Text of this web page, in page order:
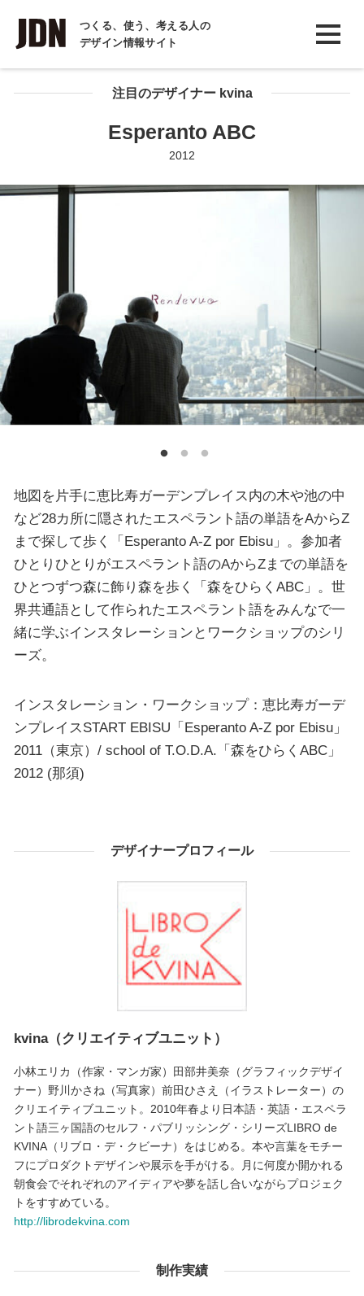
つくる、使う、考える人の
デザイン情報サイト
INTERVIEW
インタビュー
REPORT注目のデザイナー kvina
Esperanto ABC
2012
地図を片手に恵比寿ガーデンプレイス内の木や池の中
など28カ所に隠されたエスペラント語の単語をAからZ
まで探して歩く「Esperanto A-Z por Ebisu」。参加者
ひとりひとりがエスペラント語のAからZまでの単語を
ひとつずつ森に飾り森を歩く「森をひらくABC」。世
界共通語として作られたエスペラント語をみんなで一
緒に学ぶインスタレーションとワークショップのシリ
ーズ。
インスタレーション・ワークショップ：恵比寿ガーデ
ンプレイスSTART EBISU「Esperanto A-Z por Ebisu」
2011（東京）/ school of T.O.D.A.「森をひらくABC」
2012 (那須)
デザイナープロフィール
kvina（クリエイティブユニット）
小林エリカ（作家・マンガ家）田部井美奈（グラフィックデザイ
ナー）野川かさね（写真家）前田ひさえ（イラストレーター）の
クリエイティブユニット。2010年春より日本語・英語・エスペラ
ント語三ヶ国語のセルフ・パブリッシング・シリーズLIBRO de
KVINA（リブロ・デ・クビーナ）をはじめる。本や言葉をモチー
フにプロダクトデザインや展示を手がける。月に何度か開かれる
朝食会でそれぞれのアイディアや夢を話し合いながらプロジェク
トをすすめている。
http://librodekvina.com
制作実績